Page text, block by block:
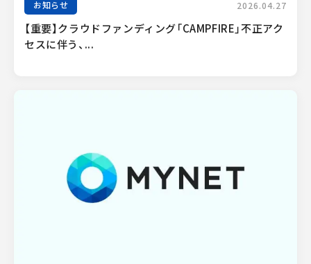
お知らせ 2026.04.27
【重要】クラウドファンディング「CAMPFIRE」不正アク
セスに伴う、...